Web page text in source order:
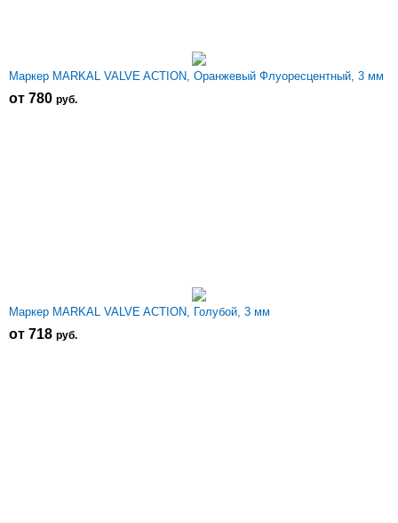
Маркер MARKAL VALVE ACTION, Оранжевый Флуоресцентный, 3 мм
от 780 руб.
Маркер MARKAL VALVE ACTION, Голубой, 3 мм
от 718 руб.